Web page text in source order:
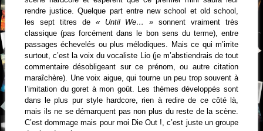
rendre justice. Quelque part entre new school et old school,
les sept titres de « Until We… » sonnent vraiment très
classique (pas forcément dans le bon sens du terme), entre
passages échevelés ou plus mélodiques. Mais ce qui m’irrite
surtout, c’est la voix du vocaliste Lio (je m’abstiendrais de tout
commentaire désobligeant sur ce prénom, ou autre citation
maraîchère). Une voix aigue, qui tourne un peu trop souvent à
l’imitation du goret à mon goût. Les thèmes développés sont
dans le plus pur style hardcore, rien à redire de ce côté là,
mais ils ne se démarquent pas non plus du reste de la scène.
C’est dommage mais pour moi Die Out !, c’est juste un groupe